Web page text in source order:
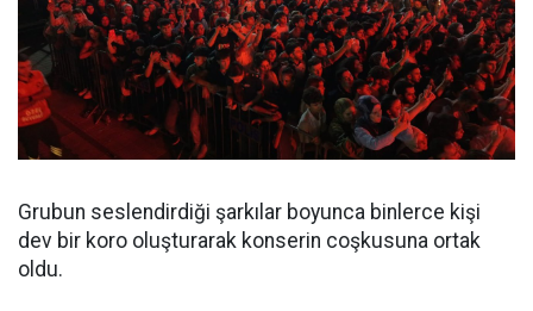
Grubun seslendirdiği şarkılar boyunca binlerce kişi
dev bir koro oluşturarak konserin coşkusuna ortak
oldu.